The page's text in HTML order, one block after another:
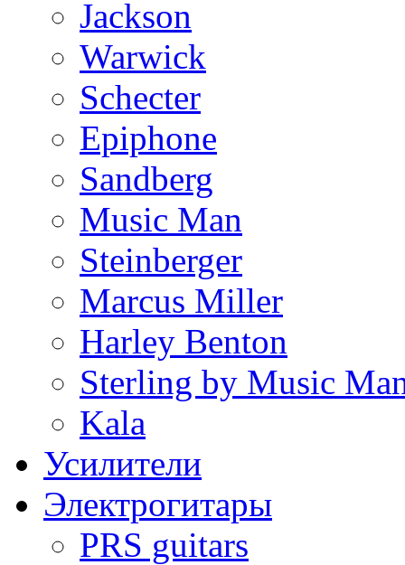
Jackson
Warwick
Schecter
Epiphone
Sandberg
Music Man
Steinberger
Marcus Miller
Harley Benton
Sterling by Music
Kala
Усилители
Электрогитары
PRS guitars